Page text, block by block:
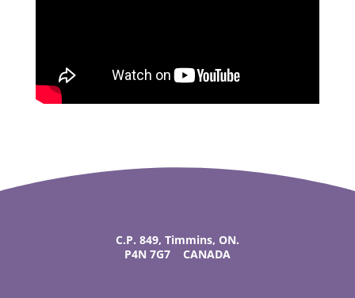
C.P. 849, Timmins, ON.
P4N 7G7 CANADA